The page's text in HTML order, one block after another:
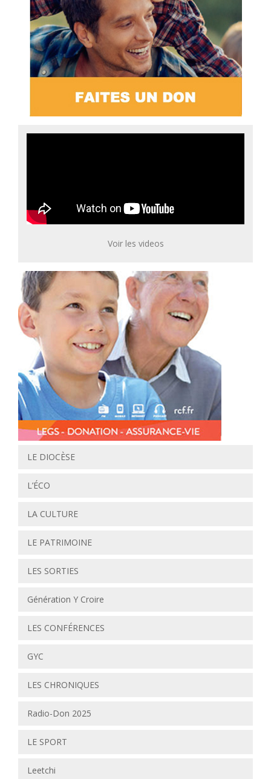
Voir les videos
LE DIOCÈSE
L’ÉCO
LA CULTURE
LE PATRIMOINE
LES SORTIES
Génération Y Croire
LES CONFÉRENCES
GYC
LES CHRONIQUES
Radio-Don 2025
LE SPORT
Leetchi